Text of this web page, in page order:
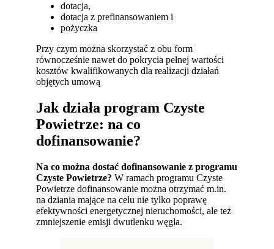
dotacja,
dotacja z prefinansowaniem i
pożyczka
Przy czym można skorzystać z obu form
równocześnie nawet do pokrycia pełnej wartości
kosztów kwalifikowanych dla realizacji działań
objętych umową
Jak działa program Czyste
Powietrze: na co
dofinansowanie?
Na co można dostać dofinansowanie z programu
Czyste Powietrze? W ramach programu Czyste
Powietrze dofinansowanie można otrzymać m.in.
na dziania mające na celu nie tylko poprawę
efektywności energetycznej nieruchomości, ale też
zmniejszenie emisji dwutlenku węgla.